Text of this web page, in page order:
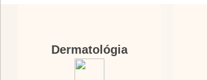
Dermatológia